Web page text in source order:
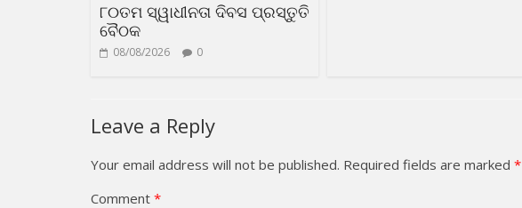
୮୦ତମ ସ୍ୱାଧୀନତା ଦିବସ ପ୍ରସ୍ତୁତି
ବୈଠକ
08/08/2026 0
Leave a Reply
Your email address will not be published. Required fields are marked *
Comment *